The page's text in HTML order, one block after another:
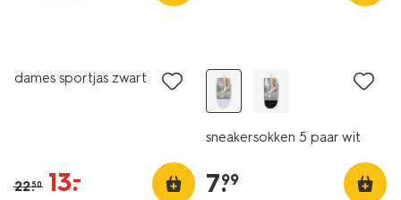
dames sportjas zwart
22.50 13.
–
sneakersokken 5 paar wit
7.
99